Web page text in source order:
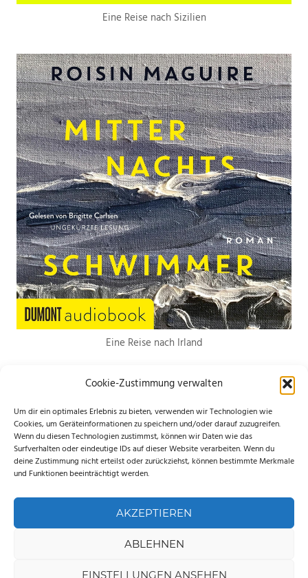
Cookie-Zustimmung verwalten
Um dir ein optimales Erlebnis zu bieten, verwenden wir Technologien wie
Cookies, um Geräteinformationen zu speichern und/oder darauf zuzugreifen.
Wenn du diesen Technologien zustimmst, können wir Daten wie das
Surfverhalten oder eindeutige IDs auf dieser Website verarbeiten. Wenn du
deine Zustimmung nicht erteilst oder zurückziehst, können bestimmte Merkmale
und Funktionen beeinträchtigt werden.
AKZEPTIEREN
ABLEHNEN
EINSTELLUNGEN ANSEHEN
Eine Reise nach Sizilien
Eine Reise nach Irland
*Hierbei handelt es sich um Werbelinks. Wenn du etwas über den Link
bestellst, erhalte ich eine kleine Provision. Für dich entstehen keine
zusätzlichen Kosten. Ganz lieben Dank für deine Unterstützung.
WordPress-Theme: Palm Beach von ThemeZee.